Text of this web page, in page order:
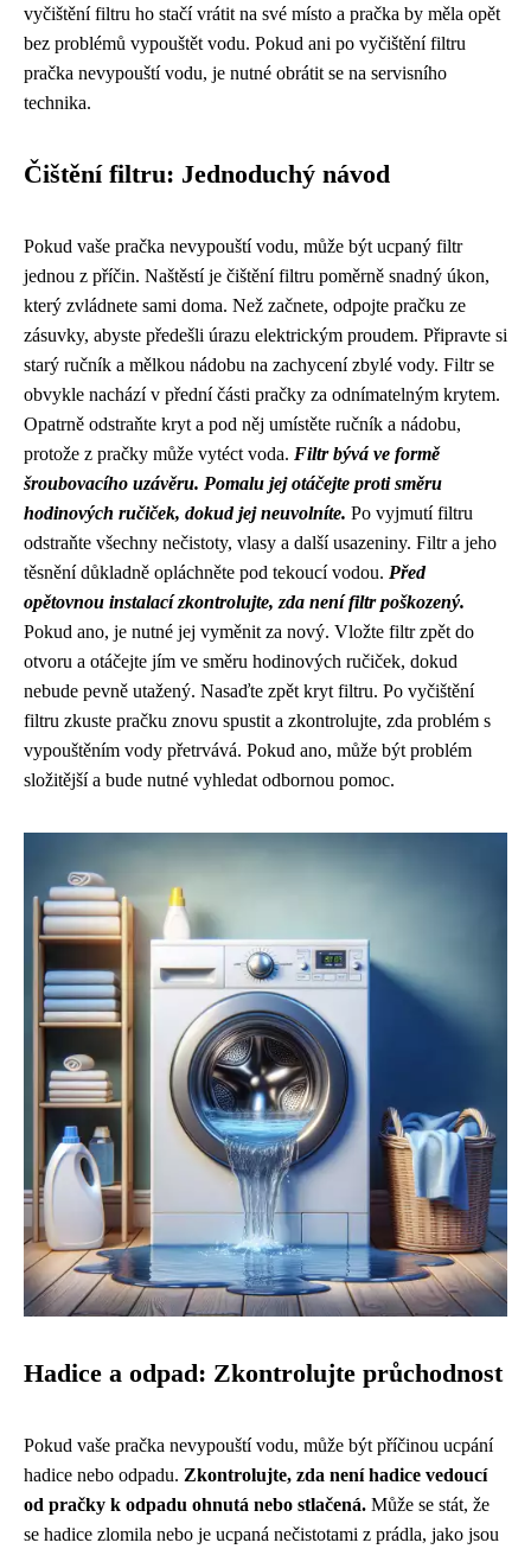
vyčištění filtru ho stačí vrátit na své místo a pračka by měla opět
bez problémů vypouštět vodu. Pokud ani po vyčištění filtru
pračka nevypouští vodu, je nutné obrátit se na servisního
technika.
Čištění filtru: Jednoduchý návod
Pokud vaše pračka nevypouští vodu, může být ucpaný filtr
jednou z příčin. Naštěstí je čištění filtru poměrně snadný úkon,
který zvládnete sami doma. Než začnete, odpojte pračku ze
zásuvky, abyste předešli úrazu elektrickým proudem. Připravte si
starý ručník a mělkou nádobu na zachycení zbylé vody. Filtr se
obvykle nachází v přední části pračky za odnímatelným krytem.
Opatrně odstraňte kryt a pod něj umístěte ručník a nádobu,
protože z pračky může vytéct voda. Filtr bývá ve formě
šroubovacího uzávěru. Pomalu jej otáčejte proti směru
hodinových ručiček, dokud jej neuvolníte. Po vyjmutí filtru
odstraňte všechny nečistoty, vlasy a další usazeniny. Filtr a jeho
těsnění důkladně opláchněte pod tekoucí vodou. Před
opětovnou instalací zkontrolujte, zda není filtr poškozený.
Pokud ano, je nutné jej vyměnit za nový. Vložte filtr zpět do
otvoru a otáčejte jím ve směru hodinových ručiček, dokud
nebude pevně utažený. Nasaďte zpět kryt filtru. Po vyčištění
filtru zkuste pračku znovu spustit a zkontrolujte, zda problém s
vypouštěním vody přetrvává. Pokud ano, může být problém
složitější a bude nutné vyhledat odbornou pomoc.
Hadice a odpad: Zkontrolujte průchodnost
Pokud vaše pračka nevypouští vodu, může být příčinou ucpání
hadice nebo odpadu. Zkontrolujte, zda není hadice vedoucí
od pračky k odpadu ohnutá nebo stlačená. Může se stát, že
se hadice zlomila nebo je ucpaná nečistotami z prádla, jako jsou